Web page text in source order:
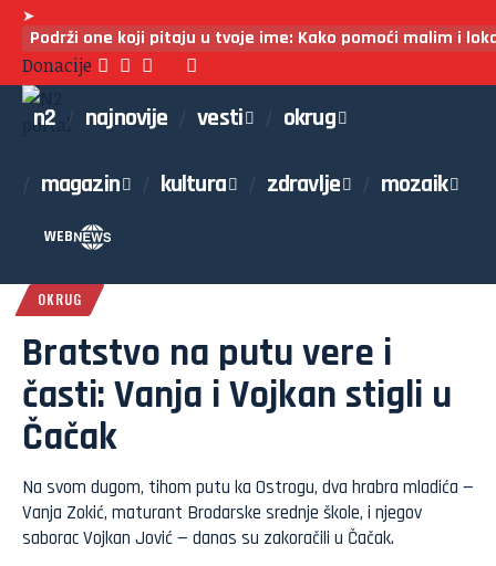
➤
Podrži one koji pitaju u tvoje ime: Kako pomoći malim i
Donacije
n2 najnovije vesti okrug
magazin kultura zdravlje mozaik
WEB
OKRUG
Bratstvo na putu vere i
časti: Vanja i Vojkan stigli u
Čačak
Na svom dugom, tihom putu ka Ostrogu, dva hrabra mladića —
Vanja Zokić, maturant Brodarske srednje škole, i njegov
saborac Vojkan Jović — danas su zakoračili u Čačak.